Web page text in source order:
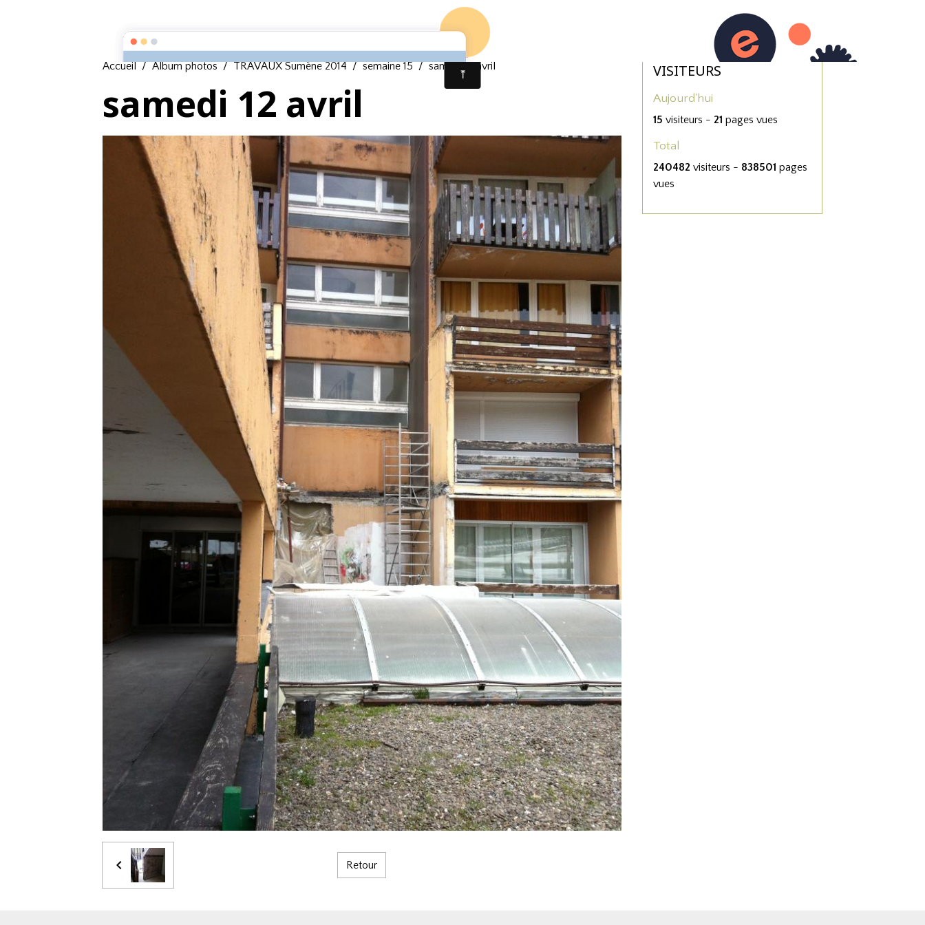
Page d'accueil 0
Accueil Album photos TRAVAUX Sumène 2014 semaine 15 samedi 12 avril
samedi 12 avril
Retour
VISITEURS
Aujourd'hui
15 visiteurs - 21 pages vues
Total
240482 visiteurs - 838501 pages
vues